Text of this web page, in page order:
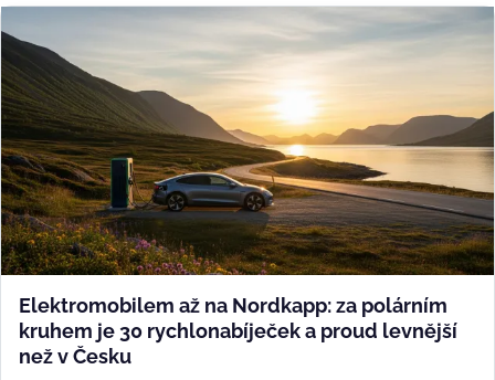
Elektromobilem až na Nordkapp: za polárním
kruhem je 30 rychlonabíječek a proud levnější
než v Česku